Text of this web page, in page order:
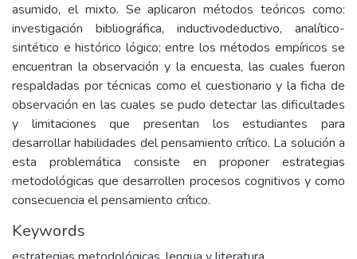
asumido, el mixto. Se aplicaron métodos teóricos como:
investigación bibliográfica, inductivodeductivo, analítico-
sintético e histórico lógico; entre los métodos empíricos se
encuentran la observación y la encuesta, las cuales fueron
respaldadas por técnicas como el cuestionario y la ficha de
observación en las cuales se pudo detectar las dificultades
y limitaciones que presentan los estudiantes para
desarrollar habilidades del pensamiento crítico. La solución a
esta problemática consiste en proponer estrategias
metodológicas que desarrollen procesos cognitivos y como
consecuencia el pensamiento crítico.
Keywords